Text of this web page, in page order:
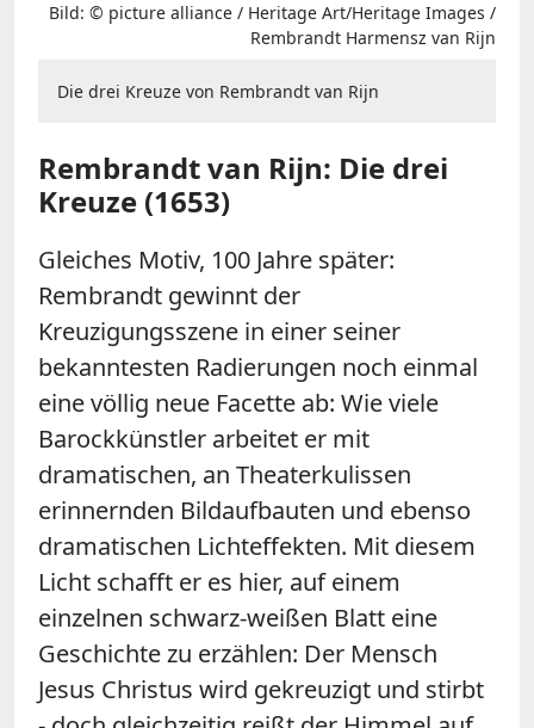
Bild: © picture alliance / Heritage Art/Heritage Images /
Rembrandt Harmensz van Rijn
Die drei Kreuze von Rembrandt van Rijn
Rembrandt van Rijn: Die drei
Kreuze (1653)
Gleiches Motiv, 100 Jahre später:
Rembrandt gewinnt der
Kreuzigungsszene in einer seiner
bekanntesten Radierungen noch einmal
eine völlig neue Facette ab: Wie viele
Barockkünstler arbeitet er mit
dramatischen, an Theaterkulissen
erinnernden Bildaufbauten und ebenso
dramatischen Lichteffekten. Mit diesem
Licht schafft er es hier, auf einem
einzelnen schwarz-weißen Blatt eine
Geschichte zu erzählen: Der Mensch
Jesus Christus wird gekreuzigt und stirbt